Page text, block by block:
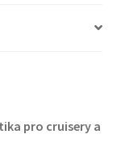
pro cruisery a